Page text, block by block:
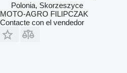
Polonia, Skorzeszyce
MOTO-AGRO FILIPCZAK
Contacte con el vendedor